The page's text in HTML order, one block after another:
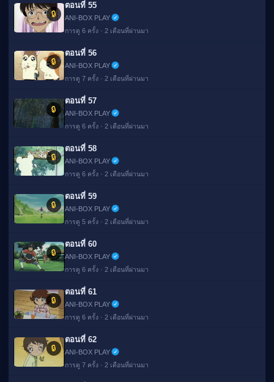
🔒
ตอนที่ 55
ANI-BOX PLAY
การดู 6 ครั้ง · 2 เดือนที่ผ่านมา
🔒
ตอนที่ 56
ANI-BOX PLAY
การดู 7 ครั้ง · 2 เดือนที่ผ่านมา
🔒
ตอนที่ 57
ANI-BOX PLAY
การดู 6 ครั้ง · 2 เดือนที่ผ่านมา
🔒
ตอนที่ 58
ANI-BOX PLAY
การดู 6 ครั้ง · 2 เดือนที่ผ่านมา
🔒
ตอนที่ 59
ANI-BOX PLAY
การดู 5 ครั้ง · 2 เดือนที่ผ่านมา
🔒
ตอนที่ 60
ANI-BOX PLAY
การดู 6 ครั้ง · 2 เดือนที่ผ่านมา
🔒
ตอนที่ 61
ANI-BOX PLAY
การดู 6 ครั้ง · 2 เดือนที่ผ่านมา
🔒
ตอนที่ 62
ANI-BOX PLAY
การดู 7 ครั้ง · 2 เดือนที่ผ่านมา